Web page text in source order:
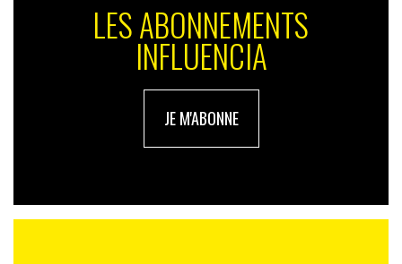
LES ABONNEMENTS
INFLUENCIA
JE M'ABONNE